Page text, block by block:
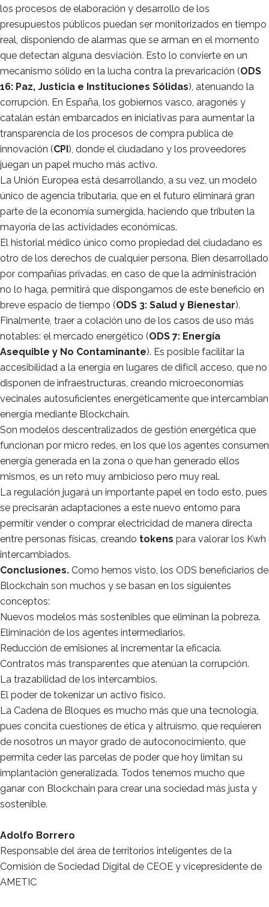
los procesos de elaboración y desarrollo de los
presupuestos públicos puedan ser monitorizados en tiempo
real, disponiendo de alarmas que se arman en el momento
que detectan alguna desviación. Esto lo convierte en un
mecanismo sólido en la lucha contra la prevaricación (ODS
16: Paz, Justicia e Instituciones Sólidas), atenuando la
corrupción. En España, los gobiernos vasco, aragonés y
catalán están embarcados en iniciativas para aumentar la
transparencia de los procesos de compra publica de
innovación (CPI ), donde el ciudadano y los proveedores
juegan un papel mucho más activo.
La Unión Europea está desarrollando, a su vez, un modelo
único de agencia tributaria, que en el futuro eliminará gran
parte de la economía sumergida, haciendo que tributen la
mayoría de las actividades económicas.
El historial médico único como propiedad del ciudadano es
otro de los derechos de cualquier persona. Bien desarrollado
por compañías privadas, en caso de que la administración
no lo haga, permitirá que dispongamos de este beneficio en
breve espacio de tiempo (ODS 3: Salud y Bienestar).
Finalmente, traer a colación uno de los casos de uso más
notables: el mercado energético (ODS 7: Energía
Asequible y No Contaminante). Es posible facilitar la
accesibilidad a la energía en lugares de difícil acceso, que no
disponen de infraestructuras, creando microeconomías
vecinales autosuficientes energéticamente que intercambian
energía mediante Blockchain.
Son modelos descentralizados de gestión energética que
funcionan por micro redes, en los que los agentes consumen
energía generada en la zona o que han generado ellos
mismos, es un reto muy ambicioso pero muy real.
La regulación jugará un importante papel en todo esto, pues
se precisarán adaptaciones a este nuevo entorno para
permitir vender o comprar electricidad de manera directa
entre personas físicas, creando tokens para valorar los Kwh
intercambiados.
Conclusiones. Como hemos visto, los ODS beneficiarios de
Blockchain son muchos y se basan en los siguientes
conceptos:
Nuevos modelos más sostenibles que eliminan la pobreza.
Eliminación de los agentes intermediarios.
Reducción de emisiones al incrementar la eficacia.
Contratos más transparentes que atenúan la corrupción.
La trazabilidad de los intercambios.
El poder de tokenizar un activo físico.
La Cadena de Bloques es mucho más que una tecnología,
pues concita cuestiones de ética y altruismo, que requieren
de nosotros un mayor grado de autoconocimiento, que
permita ceder las parcelas de poder que hoy limitan su
implantación generalizada. Todos tenemos mucho que
ganar con Blockchain para crear una sociedad más justa y
sostenible.
Adolfo Borrero
Responsable del área de territorios inteligentes de la
Comisión de Sociedad Digital de CEOE y vicepresidente de
AMETIC